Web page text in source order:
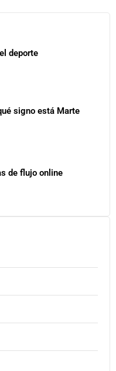
deporte
signo está Marte
de flujo online